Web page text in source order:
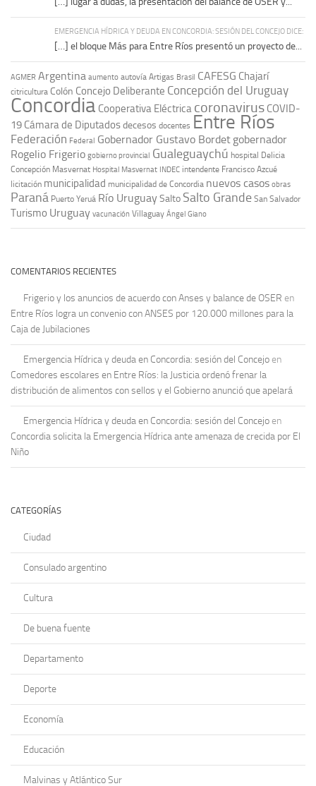
EMERGENCIA HÍDRICA Y DEUDA EN CONCORDIA: SESIÓN DEL CONCEJO DICE:
[…] el bloque Más para Entre Ríos presentó un proyecto de...
AGMER Argentina aumento autovía Artigas Brasil CAFESG Chajarí
citricultura Colón Concejo Deliberante Concepción del Uruguay
Concordia Cooperativa Eléctrica coronavirus COVID-
19 Cámara de Diputadosdecesos docentes Entre Ríos
Federación Federal Gobernador Gustavo Bordet gobernador
Rogelio Frigerio gobierno provincial Gualeguaychú hospital Delicia
Concepción Masvernat Hospital Masvernat INDEC intendente Francisco Azcué
licitación municipalidad municipalidad de Concordia nuevos casos obras
Paraná Puerto Yeruá Río UruguaySalto Salto Grande San Salvador
Turismo Uruguay vacunación Villaguay Ángel Giano
COMENTARIOS RECIENTES
Frigerio y los anuncios de acuerdo con Anses y balance de OSER en
Entre Ríos logra un convenio con ANSES por 120.000 millones para la
Caja de Jubilaciones
Emergencia Hídrica y deuda en Concordia: sesión del Concejo en
Comedores escolares en Entre Ríos: la Justicia ordenó frenar la
distribución de alimentos con sellos y el Gobierno anunció que apelará
Emergencia Hídrica y deuda en Concordia: sesión del Concejo en
Concordia solicita la Emergencia Hídrica ante amenaza de crecida por El
Niño
CATEGORÍAS
Ciudad
Consulado argentino
Cultura
De buena fuente
Departamento
Deporte
Economía
Educación
Malvinas y Atlántico Sur